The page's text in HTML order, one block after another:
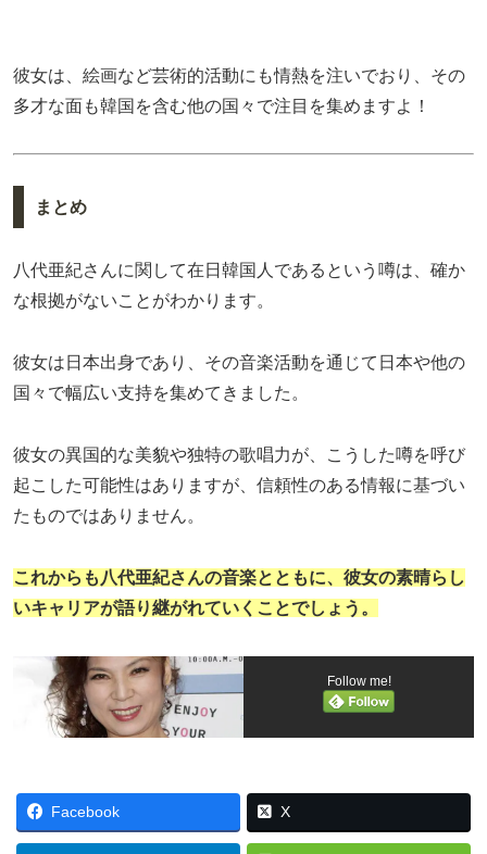
彼女は、絵画など芸術的活動にも情熱を注いでおり、その
多才な面も韓国を含む他の国々で注目を集めますよ！
まとめ
八代亜紀さんに関して在日韓国人であるという噂は、確か
な根拠がないことがわかります。
彼女は日本出身であり、その音楽活動を通じて日本や他の
国々で幅広い支持を集めてきました。
彼女の異国的な美貌や独特の歌唱力が、こうした噂を呼び
起こした可能性はありますが、信頼性のある情報に基づい
たものではありません。
これからも八代亜紀さんの音楽とともに、彼女の素晴らし
いキャリアが語り継がれていくことでしょう。
Follow me!
Facebook X